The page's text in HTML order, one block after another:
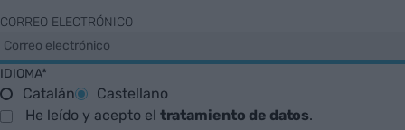
CORREO ELECTRÓNICO
IDIOMA*
Catalán
Castellano
He leído y acepto el tratamiento de datos.